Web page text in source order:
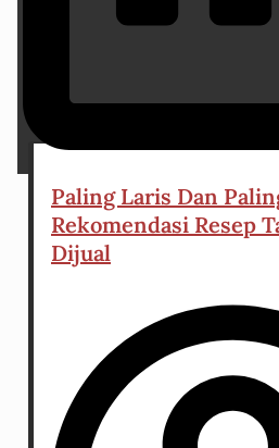
Paling Laris Dan
Rekomendasi Resep
Dijual